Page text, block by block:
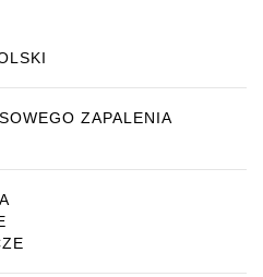
ZAPALENIA